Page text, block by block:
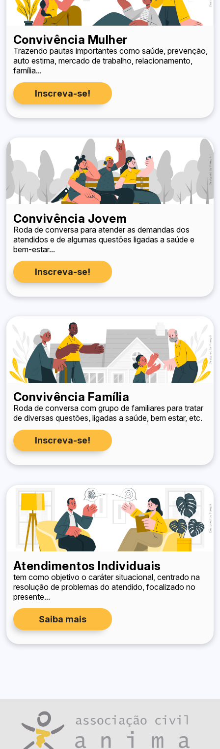
Convivência Mulher
Trazendo pautas importantes como saúde, prevenção,
auto estima, mercado de trabalho, relacionamento,
família...
Inscreva-se!
Convivência Jovem
Roda de conversa para atender as demandas dos
atendidos e de algumas questões ligadas a saúde e
bem-estar...
Inscreva-se!
Convivência Família
Roda de conversa com grupo de familiares para tratar
de diversas questões, ligadas a saúde, bem estar, etc.
Inscreva-se!
Atendimentos Individuais
tem como objetivo o caráter situacional, centrado na
resolução de problemas do atendido, focalizado no
presente...
Saiba mais